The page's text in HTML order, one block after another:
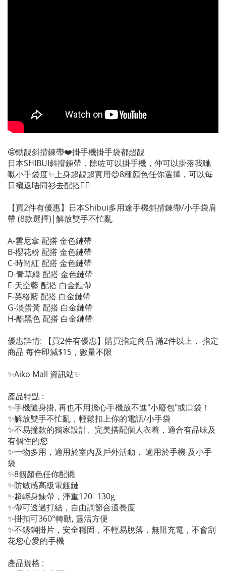
🤩勁靚斜揹鍊帶❤️掛手機掛手袋都超靚
日本SHIBUI斜揹鍊帶，除咗可以掛手機，仲可以掛落我哋
嘅小手袋度✨上身超靚超實用😍8種顏色任你選擇，可以每
日襯返唔同衫去配搭👍🏻
【買2件有優惠】日本Shibui多用途手機斜揹鍊帶/小手袋肩
帶 (8款選擇)|解放雙手不忙亂
A-雲尼拿 配搭 金色鏈帶
B-櫻花粉 配搭 金色鏈帶
C-時尚紅 配搭 金色鏈帶
D-青草綠 配搭 金色鏈帶
E-天空藍 配搭 白金鏈帶
F-英格藍 配搭 白金鏈帶
G-淡蛋黃 配搭 白金鏈帶
H-酷黑色 配搭 白金鏈帶
優惠詳情: 【買2件有優惠】購買指定商品 滿2件以上， 指定
商品 每件即減$15，數量不限
✨Aiko Mall 資訊站✨
產品特點 :
✨手機隨身掛, 再也不用擔心手機放不進"小廢包"或口袋！
✨解放雙手不忙亂，輕鬆扣上你的電話/小手袋
✨不易撞款的獨家設計、完美搭配個人衣着，適合有品味及
有個性的您
✨一物多用，適用於室內及戶外活動， 適用於手機 及小手
袋
✨8個顏色任你配襯
✨防敏感高級電鍍鏈
✨超輕身鍊帶，淨重120- 130g
✨帶可透過打結，自由調節合適長度
✨掛扣可360°轉動, 靈活方便
✨不銹鋼掛片，安全穩固，不輕易脫落，無阻充電，不會刮
花您心愛的手機
產品規格 :